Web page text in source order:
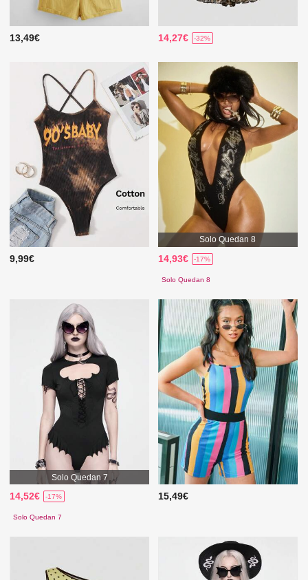
13,49€ 14,27€ -32%
9,99€
Solo Quedan 8
14,93€ -17%
Solo Quedan 8
Solo Quedan 7
14,52€ -17%
Solo Quedan 7
15,49€